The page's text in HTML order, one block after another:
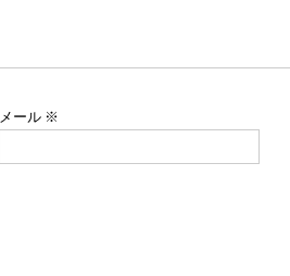
メール ※